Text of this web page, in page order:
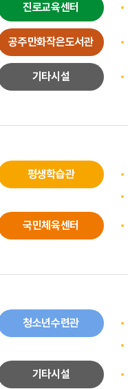
진로교육센터
공주만화작은도서관
기타시설
평생학습관
국민체육센터
청소년수련관
기타시설